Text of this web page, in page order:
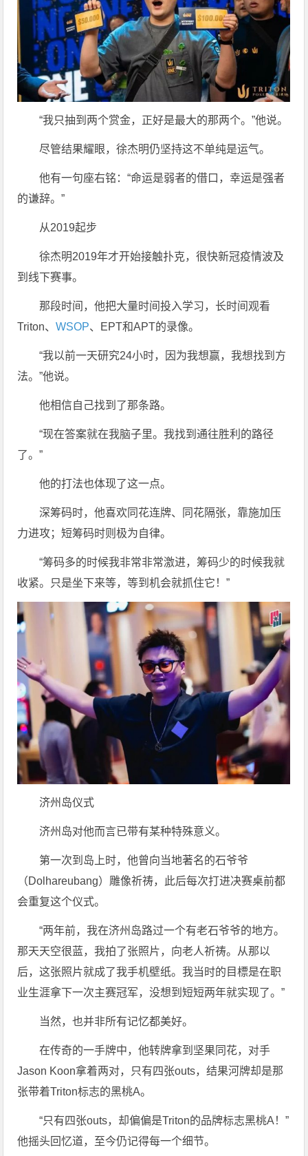
“我只抽到两个赏金，正好是最大的那两个。”他说。
尽管结果耀眼，徐杰明仍坚持这不单纯是运气。
他有一句座右铭：“命运是弱者的借口，幸运是强者
的谦辞。”
从2019起步
徐杰明2019年才开始接触扑克，很快新冠疫情波及
到线下赛事。
那段时间，他把大量时间投入学习，长时间观看
Triton、WSOP、EPT和APT的录像。
“我以前一天研究24小时，因为我想赢，我想找到方
法。”他说。
他相信自己找到了那条路。
“现在答案就在我脑子里。我找到通往胜利的路径
了。”
他的打法也体现了这一点。
深筹码时，他喜欢同花连牌、同花隔张，靠施加压
力进攻；短筹码时则极为自律。
“筹码多的时候我非常非常激进，筹码少的时候我就
收紧。只是坐下来等，等到机会就抓住它！”
济州岛仪式
济州岛对他而言已带有某种特殊意义。
第一次到岛上时，他曾向当地著名的石爷爷
（Dolhareubang）雕像祈祷，此后每次打进决赛桌前都
会重复这个仪式。
“两年前，我在济州岛路过一个有老石爷爷的地方。
那天天空很蓝，我拍了张照片，向老人祈祷。从那以
后，这张照片就成了我手机壁纸。我当时的目標是在职
业生涯拿下一次主赛冠军，没想到短短两年就实现了。”
当然，也并非所有记忆都美好。
在传奇的一手牌中，他转牌拿到坚果同花，对手
Jason Koon拿着两对，只有四张outs，结果河牌却是那
张带着Triton标志的黑桃A。
“只有四张outs，却偏偏是Triton的品牌标志黑桃A！”
他摇头回忆道，至今仍记得每一个细节。